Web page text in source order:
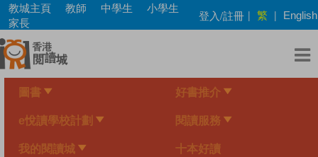
Skip
main
content
教城主頁 教師 中學生
小學生
家長
登入/註冊 | 繁 | English
圖書 好書推介
e悅讀學校計劃 閱讀服務
我的閱讀城 十本好讀